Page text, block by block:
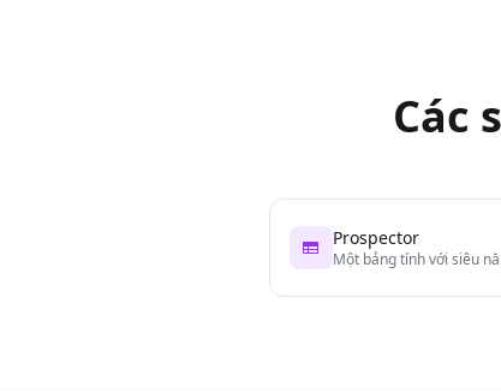
Các
Prospector
Một bảng tính với siêu